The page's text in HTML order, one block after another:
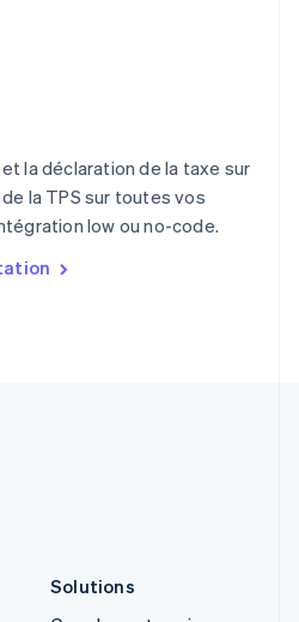
la déclaration de la taxe sur
la TPS sur toutes vos
low ou no-code.
Solutions